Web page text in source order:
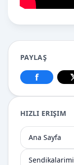
PAYLAŞ
f
HIZLI ERIŞIM
Ana Sayfa